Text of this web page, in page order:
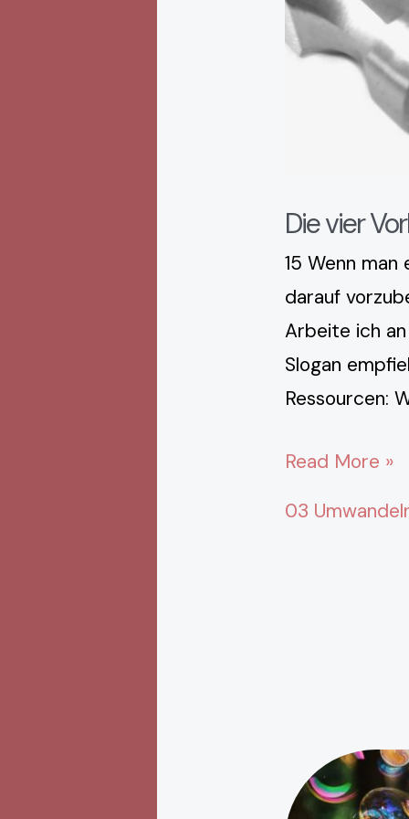
Die vier
15 Wenn
darauf
Arbeite ich
Slogan
Ressourcen:
Read More »
03
Illusorische
Erscheinungen